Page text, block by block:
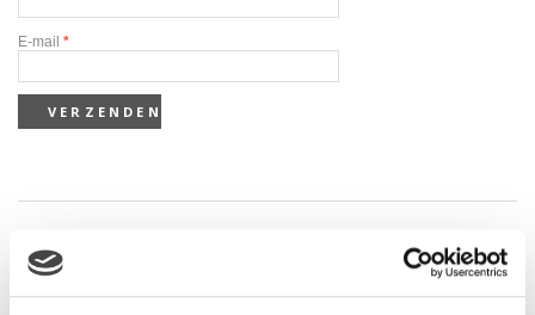
E-mail *
Gerelateerde producten